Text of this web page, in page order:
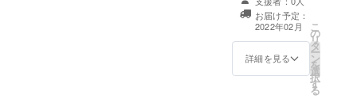
カー1点
をお届
け ■御
礼の
メール
ン(販売手数料
25％)適用。詳し
くは本文中の『●
共有ルール・ご
利用方法』を参
お届け予定：
2022年02月
詳細を見る
こ
の
リ
タ
ー
ン
を
選
択
す
る